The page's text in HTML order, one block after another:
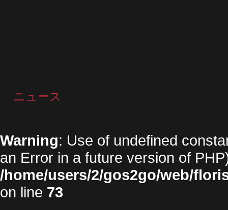
ニュース
Warning: Use of undefined
an Error in a future version of
/home/users/2/gos2go/web/
on line 73